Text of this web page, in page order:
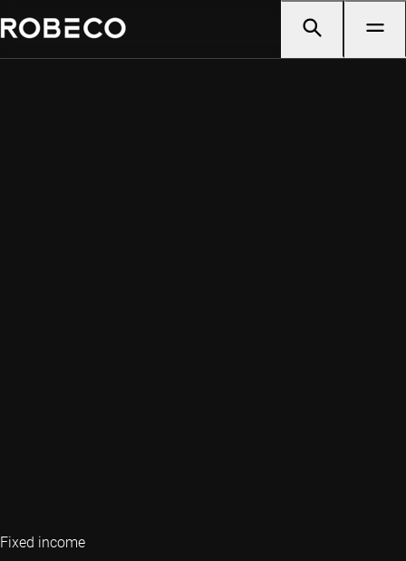
Fixed income